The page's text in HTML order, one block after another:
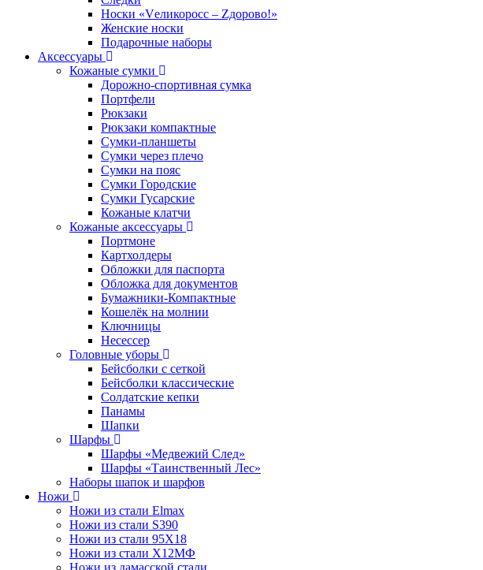
Носки «Vеликоросс – Zдорово!»
Женские носки
Подарочные наборы
Аксессуары
Кожаные сумки
Дорожно-спортивная сумка
Портфели
Рюкзаки
Рюкзаки компактные
Сумки-планшеты
Сумки через плечо
Сумки на пояс
Сумки Городские
Сумки Гусарские
Кожаные клатчи
Кожаные аксессуары
Портмоне
Картхолдеры
Обложки для паспорта
Обложка для документов
Бумажники-Компактные
Кошелёк на молнии
Ключницы
Несессер
Головные уборы
Бейсболки с сеткой
Бейсболки классические
Солдатские кепки
Панамы
Шапки
Шарфы
Шарфы «Медвежий След»
Шарфы «Таинственный Лес»
Наборы шапок и шарфов
Ножи
Ножи из стали Elmax
Ножи из стали S390
Ножи из стали 95X18
Ножи из стали Х12МФ
Ножи из дамасской стали